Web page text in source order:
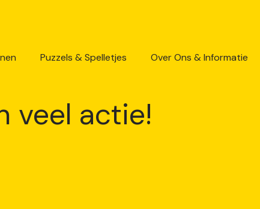
Puzzels & Spelletjes Over Ons & Informatie
veel actie!